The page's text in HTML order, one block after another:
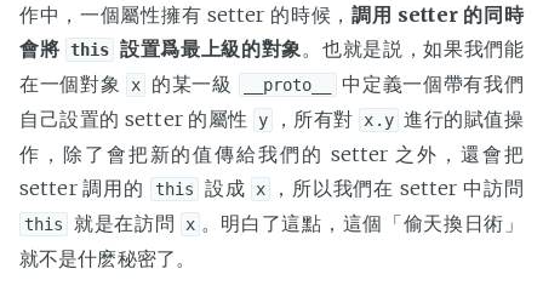
作中，一個屬性擁有 setter 的時候，調用 setter 的同時
會將 this 設置爲最上級的對象 。也就是説，如果我們能
在一個對象
x 的某一級 __proto__
中定義一個帶有我們
自己設置的 setter 的屬性
y ，所有對 x.y 進行的賦值操
作，除了會把新的值傳給我們的 setter 之外，還會把
setter 調用的
this 設成 x ，所以我們在 setter 中訪問
this 就是在訪問 x 。明白了這點，這個「偷天換日術」
就不是什麽秘密了。